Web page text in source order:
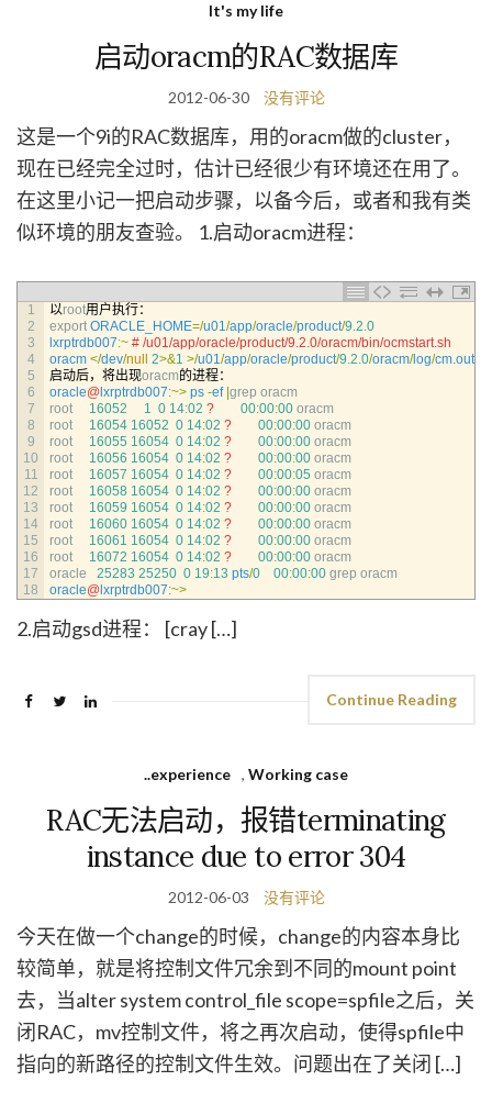
It's my life
启动oracm的RAC数据库
2012-06-30 没有评论
这是一个9i的RAC数据库，用的oracm做的cluster，
现在已经完全过时，估计已经很少有环境还在用了。
在这里小记一把启动步骤，以备今后，或者和我有类
似环境的朋友查验。 1.启动oracm进程：
1
2
3
4
5
6
7
8
9
10
11
12
13
14
15
16
17
18
以root用户执行：
export ORACLE_HOME=/u01/app/oracle/product/9.2.0
lxrptrdb007:~ # /u01/app/oracle/product/9.2.0/oracm/bin/ocmstart.sh
oracm </dev/null 2>&1 >/u01/app/oracle/product/9.2.0/oracm/log/cm.out
启动后，将出现oracm的进程：
oracle@ lxrptrdb007:~> ps -ef grep oracm
root
16052 1 0 14:02 ? 00:00:00 oracm
root
16054 16052 0 14:02 ? 00:00:00 oracm
root
16055 16054 0 14:02 ? 00:00:00 oracm
root
16056 16054 0 14:02 ? 00:00:00 oracm
root
16057 16054 0 14:02 ? 00:00:05 oracm
root
16058 16054 0 14:02 ? 00:00:00 oracm
root
16059 16054 0 14:02 ? 00:00:00 oracm
root
16060 16054 0 14:02 ? 00:00:00 oracm
root
16061 16054 0 14:02 ? 00:00:00 oracm
root
16072 16054 0 14:02 ? 00:00:00 oracm
oracle
25283 25250 0 19:13 pts/0 00:00:00 grep oracm
oracle@ lxrptrdb007:~>
2.启动gsd进程： [cray […]
Continue Reading
..experience , Working case
RAC无法启动，报错terminating
instance due to error 304
2012-06-03 没有评论
今天在做一个change的时候，change的内容本身比
较简单，就是将控制文件冗余到不同的mount point
去，当alter system control_file scope=spfile之后，关
闭RAC，mv控制文件，将之再次启动，使得spfile中
指向的新路径的控制文件生效。问题出在了关闭 […]